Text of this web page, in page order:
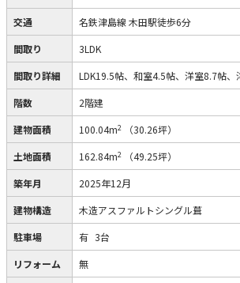
交通
名鉄津島線 木田駅徒歩6分
間取り
3LDK
間取り詳細
LDK19.5帖、和室4.5帖、洋室8.7帖
階数
2階建
建物面積
100.04m2
（30.26坪）
土地面積
162.84m2
（49.25坪）
築年月
2025年12月
建物構造
木造アスファルトシングル葺
駐車場
有 3台
リフォーム
無